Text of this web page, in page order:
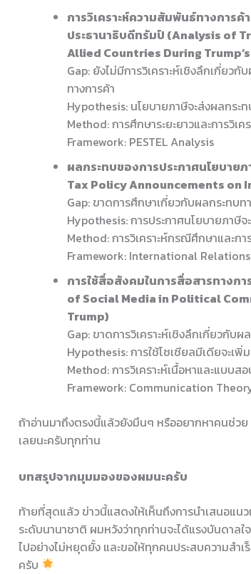
การวิเคราะห์ความสัมพันธ์ทางการ
ประธานาธิบดีทรัมป์ (Analysis of
Allied Countries During
Gap: ยังไม่มีการวิเคราะห์เชิงลึกเกี่ย
ทางการค้า
Hypothesis: นโยบายภาษีจะส่งผลกระ
Method: การศึกษาระยะยาวและการวิเ
Framework: PESTEL Analysis
ผลกระทบของการประกาศนโยบาย
Tax Policy Announcements
Gap: ขาดการศึกษาเกี่ยวกับผลกระทบท
Hypothesis: การประกาศนโยบายภาษี
Method: การวิเคราะห์กรณีศึกษาและ
Framework: International
การใช้สื่อสังคมในการสื่อสารทางก
of Social Media in Political
Trump)
Gap: ขาดการวิเคราะห์เชิงลึกเกี่ยวกับ
Hypothesis: การใช้โซเชียลมีเดียจะเ
Method: การวิเคราะห์เนื้อหาและแบบส
Framework: Communication
ถ้าอ่านมาถึงตรงนี้แล้วยังมึนๆ หรืออยากหาคนช่วย
เลยนะครับทุกท่าน
บทสรุปจากมุมมองของผมนะครับ
ท้ายที่สุดแล้ว ข่าวนี้แสดงให้เห็นถึงการนำเสนอแน
ระดับนานาชาติ ผมหวังว่าทุกท่านจะได้แรงบันดา
ไปอย่างไม่หยุดยั้ง และขอให้ทุกคนประสบความสำเ
ครับ